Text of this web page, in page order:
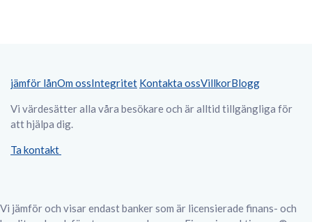
jämför lånOm ossIntegritet Kontakta ossVillkorBlogg
Vi värdesätter alla våra besökare och är alltid tillgängliga för
att hjälpa dig.
Ta kontakt
Vi jämför och visar endast banker som är licensierade finans- och